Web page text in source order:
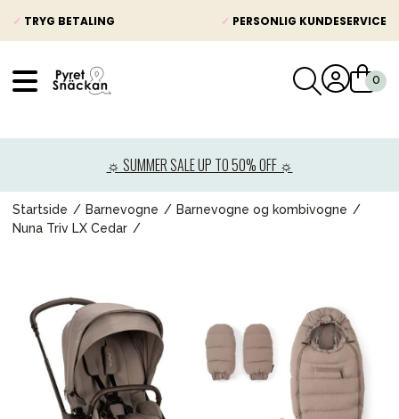
✓ TRYG BETALING ✓ PERSONLIG KUNDESERVICE
☼ SUMMER SALE UP TO 50% OFF ☼
Startside Barnevogne
Barnevogne og kombivogne
Nuna Triv LX Cedar
Barnevogne
Autostole
Legetøj og spil
Mor & Far
Møbler & sengetøj
Tilbehør